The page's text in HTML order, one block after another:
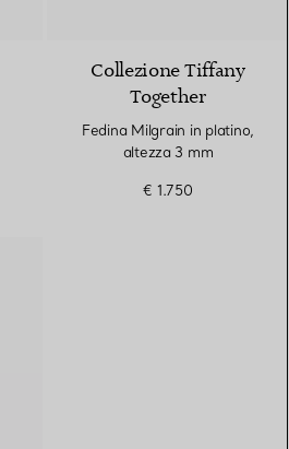
Collezione Tiffany
Together
Fedina Milgrain in platino,
altezza 3 mm
€ 1.750